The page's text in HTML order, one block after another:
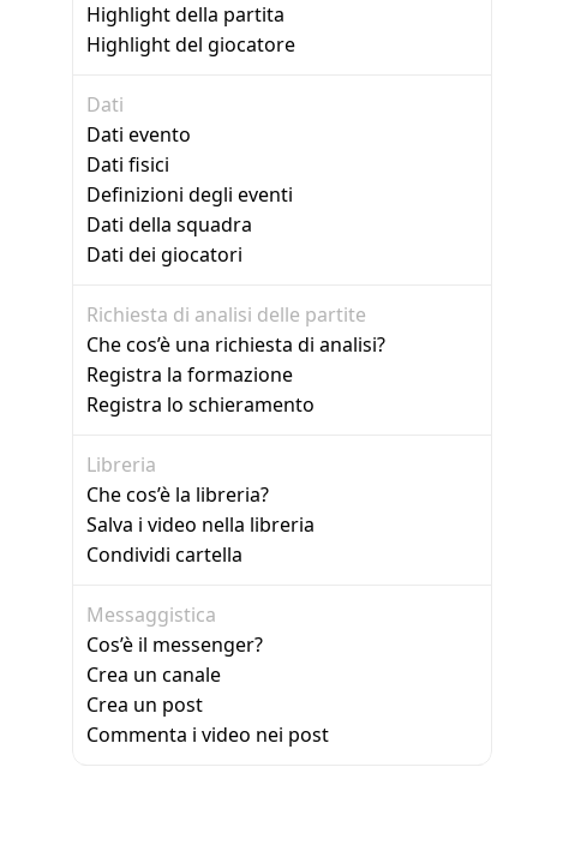
Highlight della partita
Highlight del giocatore
Dati
Dati evento
Dati fisici
Definizioni degli eventi
Dati della squadra
Dati dei giocatori
Richiesta di analisi delle partite
Che cos’è una richiesta di analisi?
Registra la formazione
Registra lo schieramento
Libreria
Che cos’è la libreria?
Salva i video nella libreria
Condividi cartella
Messaggistica
Cos’è il messenger?
Crea un canale
Crea un post
Commenta i video nei post